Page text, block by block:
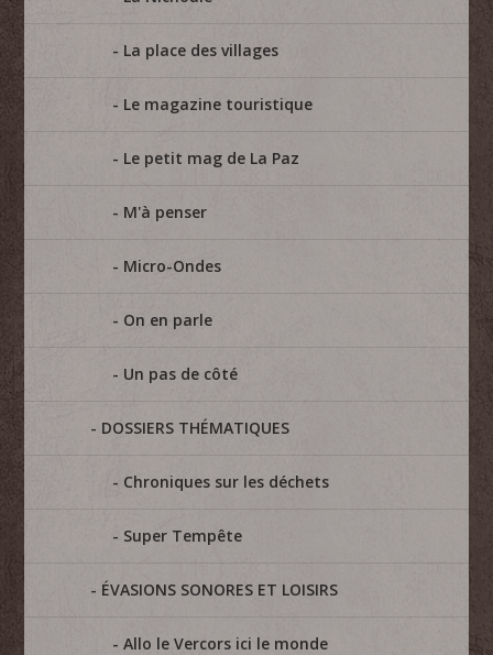
La place des villages
Le magazine touristique
Le petit mag de La Paz
M'à penser
Micro-Ondes
On en parle
Un pas de côté
DOSSIERS THÉMATIQUES
Chroniques sur les déchets
Super Tempête
ÉVASIONS SONORES ET LOISIRS
Allo le Vercors ici le monde